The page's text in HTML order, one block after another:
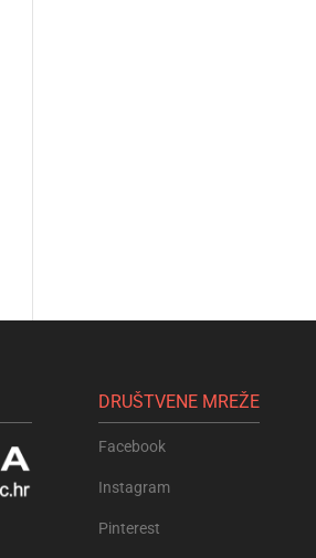
DRUŠTVENE MREŽE
Facebook
Instagram
Pinterest